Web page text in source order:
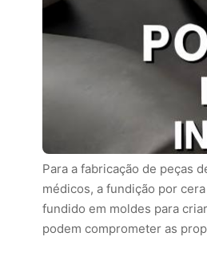
Para a fabricação de peças
médicos, a fundição por
fundido em moldes para
podem comprometer as